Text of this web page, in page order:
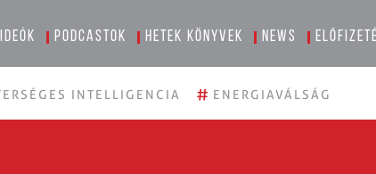
Podcastok Hetek könyvek News
INTELLIGENCIA # ENERGIAVÁLSÁG